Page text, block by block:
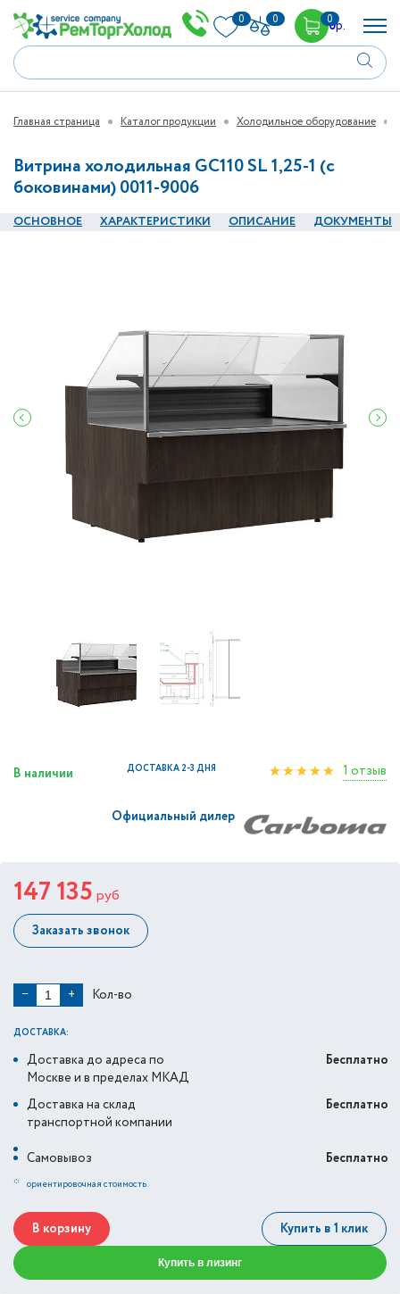
0 0 00р.
Главная страница Каталог продукции Холодильное оборудование
Витрина холодильная GC110 SL 1,25-1 (с
боковинами) 0011-9006
ОСНОВНОЕ ХАРАКТЕРИСТИКИ ОПИСАНИЕ ДОКУМЕНТЫ
В наличии ДОСТАВКА 2-3 ДНЯ 1 отзыв
Официальный дилер
147 135 руб
Заказать звонок
− + Кол-во
ДОСТАВКА:
Доставка до адреса по
Москве и в пределах МКАД
Бесплатно
Доставка на склад
транспортной компании
Бесплатно
Самовывоз
Бесплатно
* ориентировочная стоимость
В корзину Купить в 1 клик
Купить в лизинг